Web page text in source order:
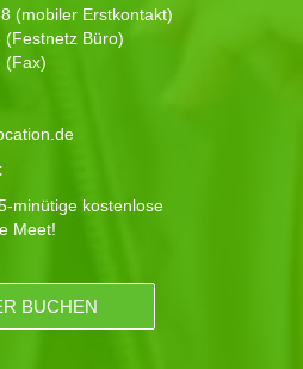
(mobiler Erstkontakt)
Büro)
(Fax)
minütige kostenlose
Meet!
BUCHEN